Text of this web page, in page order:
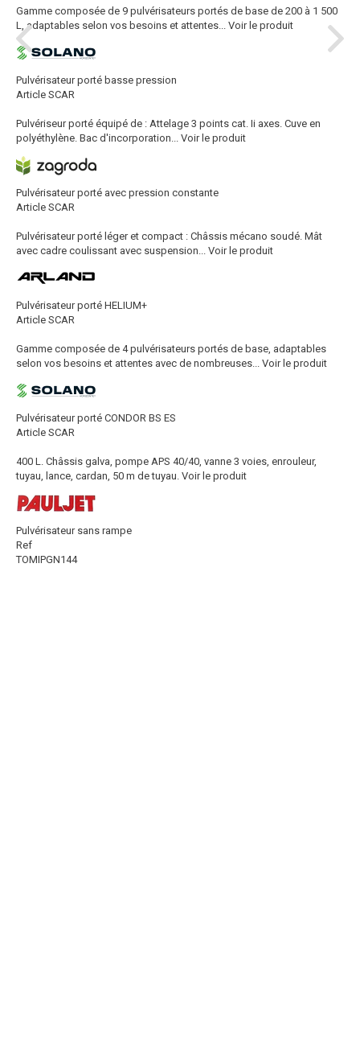
Gamme composée de 9 pulvérisateurs portés de base de 200 à 1 500
L, adaptables selon vos besoins et attentes...
Voir le produit
Pulvérisateur porté basse pression
Article SCAR
Pulvériseur porté équipé de : Attelage 3 points cat. Ii axes. Cuve en
polyéthylène. Bac d'incorporation...
Voir le produit
Pulvérisateur porté avec pression constante
Article SCAR
Pulvérisateur porté léger et compact : Châssis mécano soudé. Mât
avec cadre coulissant avec suspension...
Voir le produit
Pulvérisateur porté HELIUM+
Article SCAR
Gamme composée de 4 pulvérisateurs portés de base, adaptables
selon vos besoins et attentes avec de nombreuses...
Voir le produit
Pulvérisateur porté CONDOR BS ES
Article SCAR
400 L. Châssis galva, pompe APS 40/40, vanne 3 voies, enrouleur,
tuyau, lance, cardan, 50 m de tuyau. Voir le produit
Pulvérisateur sans rampe
Ref
TOMIPGN144